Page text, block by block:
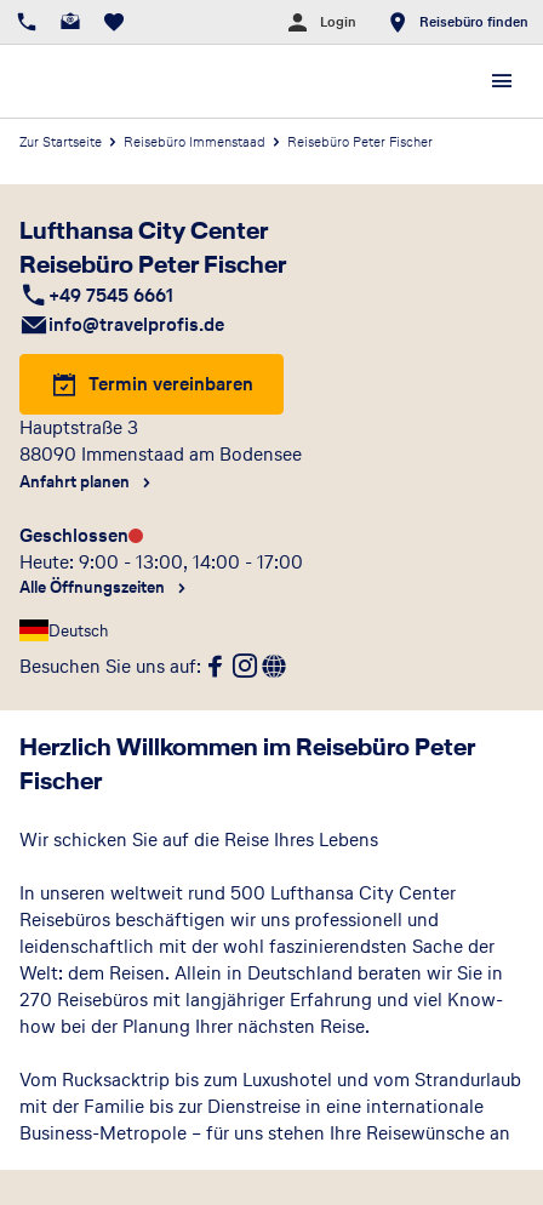
Login Reisebüro finden
Zur Startseite Reisebüro Immenstaad Reisebüro Peter Fischer
Lufthansa City Center
Reisebüro Peter Fischer
+49 7545 6661
info@travelprofis.de
Termin vereinbaren
Hauptstraße 3
88090 Immenstaad am Bodensee
Anfahrt planen
Geschlossen
Heute: 9:00 - 13:00, 14:00 - 17:00
Alle Öffnungszeiten
Deutsch
Besuchen Sie uns auf:
Herzlich Willkommen im Reisebüro Peter
Fischer
Wir schicken Sie auf die Reise Ihres Lebens
In unseren weltweit rund 500 Lufthansa City Center
Reisebüros beschäftigen wir uns professionell und
leidenschaftlich mit der wohl faszinierendsten Sache der
Welt: dem Reisen. Allein in Deutschland beraten wir Sie in
270 Reisebüros mit langjähriger Erfahrung und viel Know-
how bei der Planung Ihrer nächsten Reise.
Vom Rucksacktrip bis zum Luxushotel und vom Strandurlaub
mit der Familie bis zur Dienstreise in eine internationale
Business-Metropole – für uns stehen Ihre Reisewünsche an